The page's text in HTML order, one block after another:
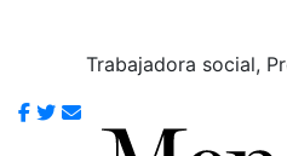
Trabajadora social,